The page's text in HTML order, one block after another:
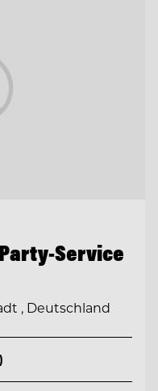
Service
, Deutschland